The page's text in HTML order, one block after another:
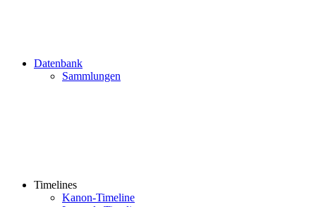
Datenbank
Sammlungen
Timelines
Kanon-Timeline